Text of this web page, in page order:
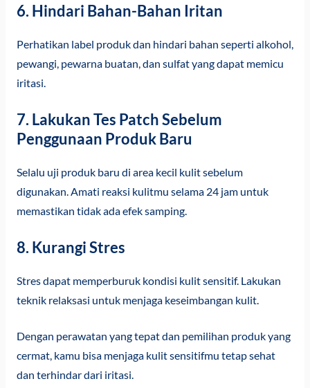
6. Hindari Bahan-Bahan Iritan
Perhatikan label produk dan hindari bahan seperti alkohol,
pewangi, pewarna buatan, dan sulfat yang dapat memicu
iritasi.
7. Lakukan Tes Patch Sebelum
Penggunaan Produk Baru
Selalu uji produk baru di area kecil kulit sebelum
digunakan. Amati reaksi kulitmu selama 24 jam untuk
memastikan tidak ada efek samping.
8. Kurangi Stres
Stres dapat memperburuk kondisi kulit sensitif. Lakukan
teknik relaksasi untuk menjaga keseimbangan kulit.
Dengan perawatan yang tepat dan pemilihan produk yang
cermat, kamu bisa menjaga kulit sensitifmu tetap sehat
dan terhindar dari iritasi.